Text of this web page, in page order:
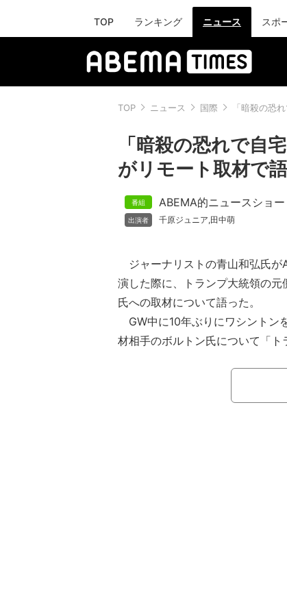
TOP ランキング ニュース スポ
TOP ニュース 国際 「暗殺の恐
「暗殺の恐れで自
がリモート取材で
ABEMA的ニュースショー
千原ジュニア,田中萌
ジャーナリストの青山和弘氏が
演した際に、トランプ大統領の
氏への取材について語った。
GW中に10年ぶりにワシントン
材相手のボルトン氏について「ト
た」と説明。続けて「インタビ
暗殺される可能性があるからと